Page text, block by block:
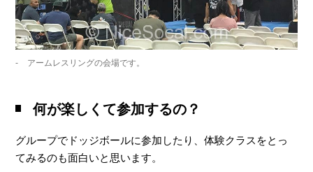
アームレスリングの会場です。
何が楽しくて参加するの？
グループでドッジボールに参加したり、体験クラスをとっ
てみるのも面白いと思います。